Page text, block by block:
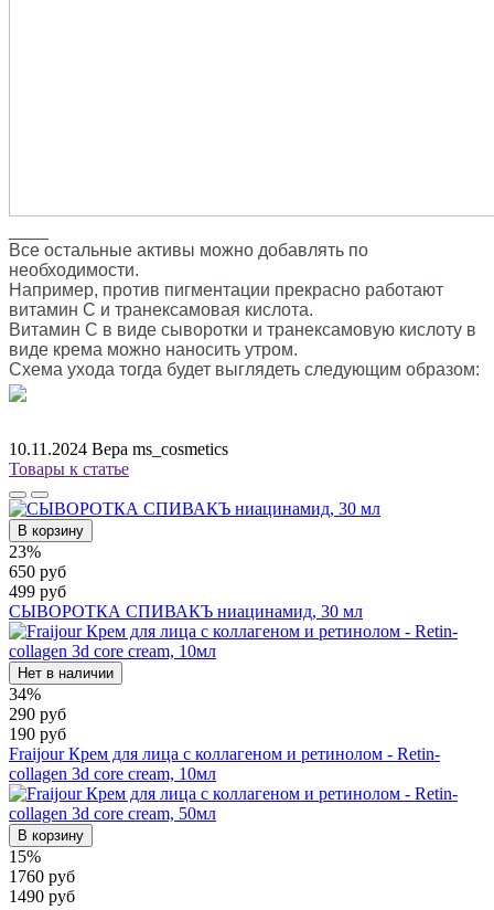
Все остальные активы можно добавлять по
необходимости.
Например, против пигментации прекрасно работают
витамин С и транексамовая кислота.
Витамин С в виде сыворотки и транексамовую кислоту в
виде крема можно наносить утром.
Схема ухода тогда будет выглядеть следующим образом:
10.11.2024 Вера ms_cosmetics
Товары к статье
В корзину
23%
650 руб
499 руб
СЫВОРОТКА СПИВАКЪ ниацинамид, 30 мл
Нет в наличии
34%
290 руб
190 руб
Fraijour Крем для лица с коллагеном и ретинолом - Retin-
collagen 3d core cream, 10мл
В корзину
15%
1760 руб
1490 руб